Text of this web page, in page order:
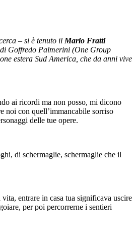
– si è tenuto il Mario Fratti
di Goffredo Palmerini (One Group
estera Sud America, che da anni vive
ai ricordi ma non posso, mi dicono
noi con quell’immancabile sorriso
delle tue opere.
di schermaglie, schermaglie che il
entrare in casa tua significava uscire
per poi percorrerne i sentieri